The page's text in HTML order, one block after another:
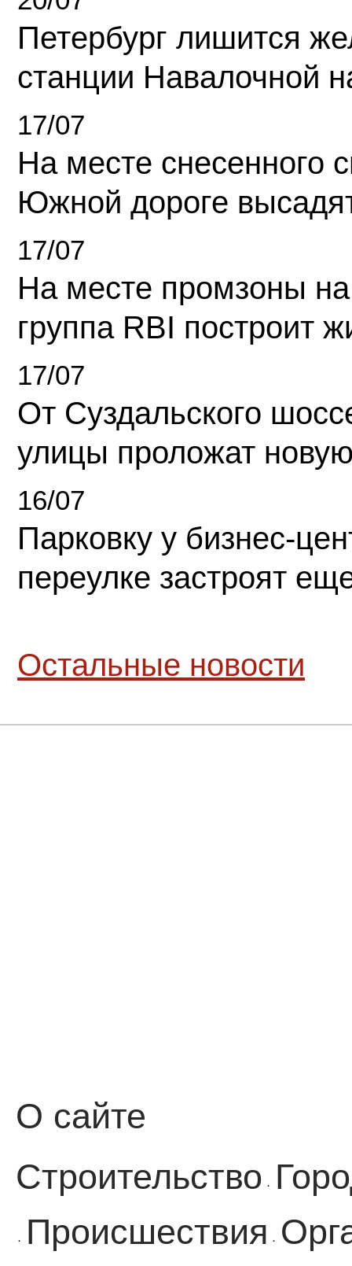
Петербург лишится
станции Навалочной
17/07
На месте снесенного
Южной дороге
17/07
На месте промзоны
группа RBI построит
17/07
От Суздальского
улицы проложат
16/07
Парковку у бизнес-
переулке застроят
Остальные новости
О сайте
Строительство ·
· Происшествия ·